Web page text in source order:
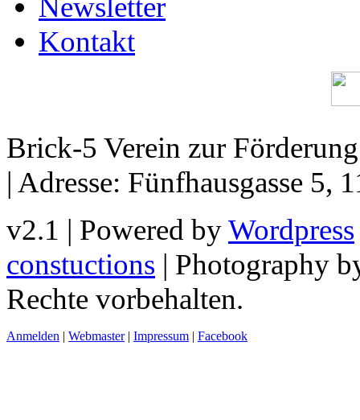
Newsletter
Kontakt
Brick-5 Verein zur
| Adresse: Fünfhausgasse 5,
v2.1 | Powered byWordpress
constuctions | Photography
Rechte vorbehalten.
Anmelden | Webmaster| Impressum | Facebook